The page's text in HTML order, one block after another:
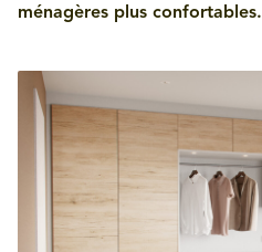
ménagères plus confortables.